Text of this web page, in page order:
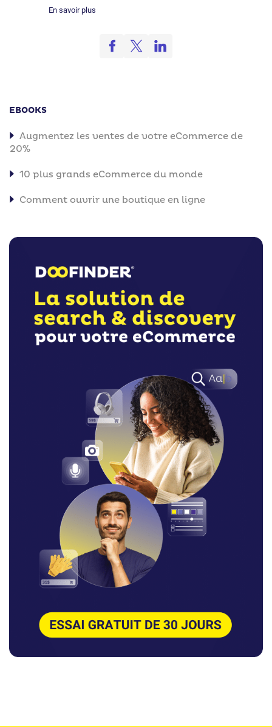
En savoir plus
EBOOKS
Augmentez les ventes de votre eCommerce de
20%
10 plus grands eCommerce du monde
Comment ouvrir une boutique en ligne